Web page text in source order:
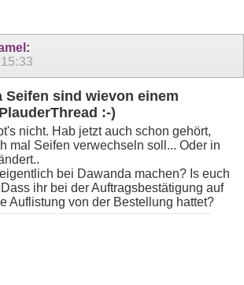
:
15:33
Seifen sind wievon einem
:-)
nicht. Hab jetzt auch schon gehört,
mal Seifen verwechseln soll... Oder in
bei Dawanda machen? Is euch
ihr bei der Auftragsbestätigung auf
Auflistung von der Bestellung hattet?